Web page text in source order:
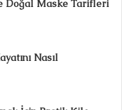
Doğal Maske Tarifleri
Nasıl